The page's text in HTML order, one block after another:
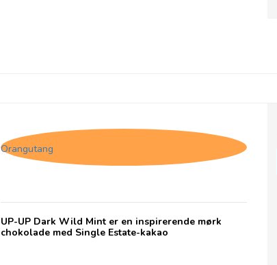
Orangutang
UP-UP Dark Wild Mint er en inspirerende mørk
chokolade med Single Estate-kakao